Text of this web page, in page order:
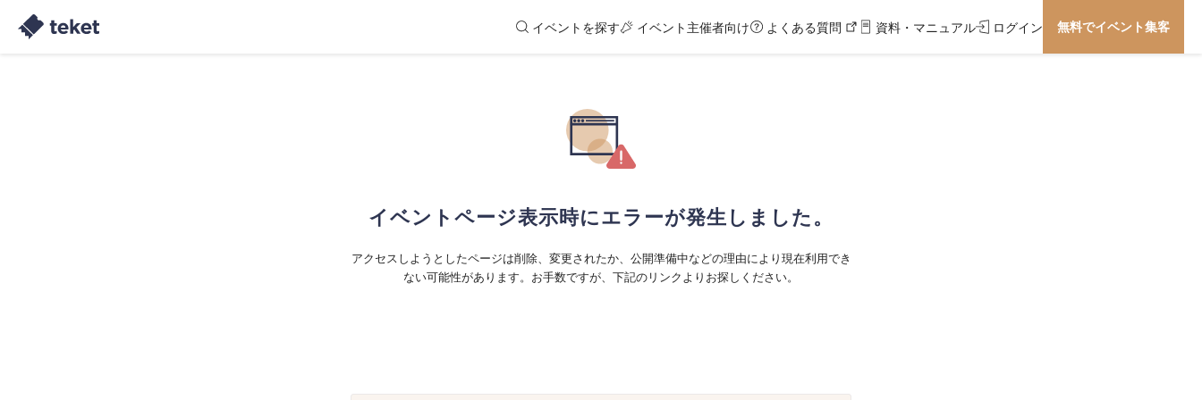
イベントを探す イベント主催者向け よくある質問 資料・マニュアル ログイン 無料でイベント集客
イベントページ表示時にエラーが発生しました。
アクセスしようとしたページは削除、変更されたか、公開準備中などの理由により現在利用でき
ない可能性があります。お手数ですが、下記のリンクよりお探しください。